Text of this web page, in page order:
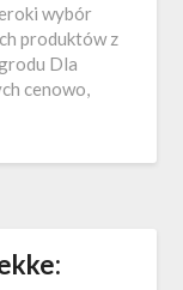
wybór
produktów z
Dla
cenowo,